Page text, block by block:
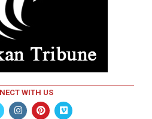
WITH US